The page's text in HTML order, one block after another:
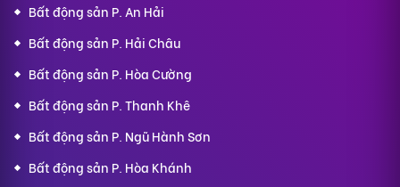
Bất động sản P. An Hải
Bất động sản P. Hải Châu
Bất động sản P. Hòa Cường
Bất động sản P. Thanh Khê
Bất động sản P. Ngũ Hành Sơn
Bất động sản P. Hòa Khánh